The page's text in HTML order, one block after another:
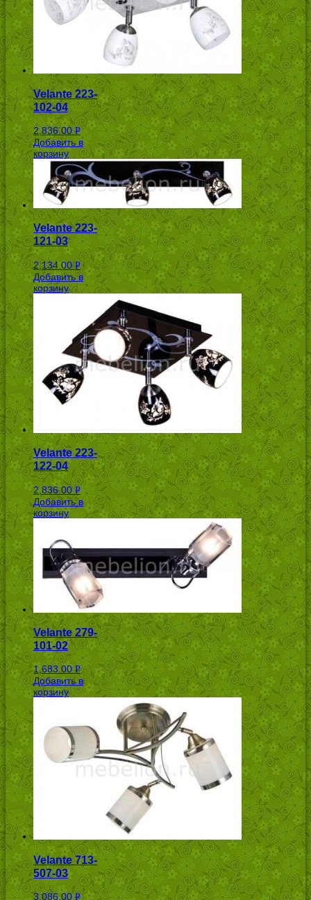
Velante 223-
102-04
2,836.00 Р
УБ.
Добавить в
корзину
Velante 223-
121-03
2,134.00 Р
УБ.
Добавить в
корзину
Velante 223-
122-04
2,836.00Р
УБ.
Добавить в
корзину
Velante 279-
101-02
1,683.00 Р
УБ.
Добавить в
корзину
Velante 713-
507-03
3,086.00Р